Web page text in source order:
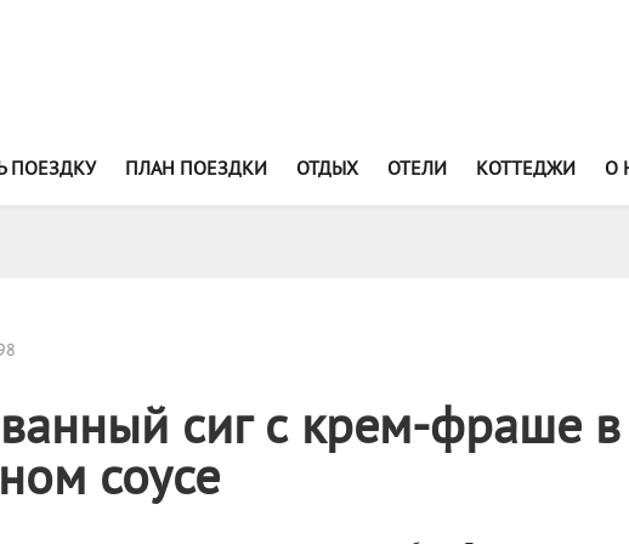
ПОЕЗДКУ ПЛАН ПОЕЗДКИ ОТДЫХ ОТЕЛИ КОТТЕДЖИ О
сиг с крем-фраше в
соусе